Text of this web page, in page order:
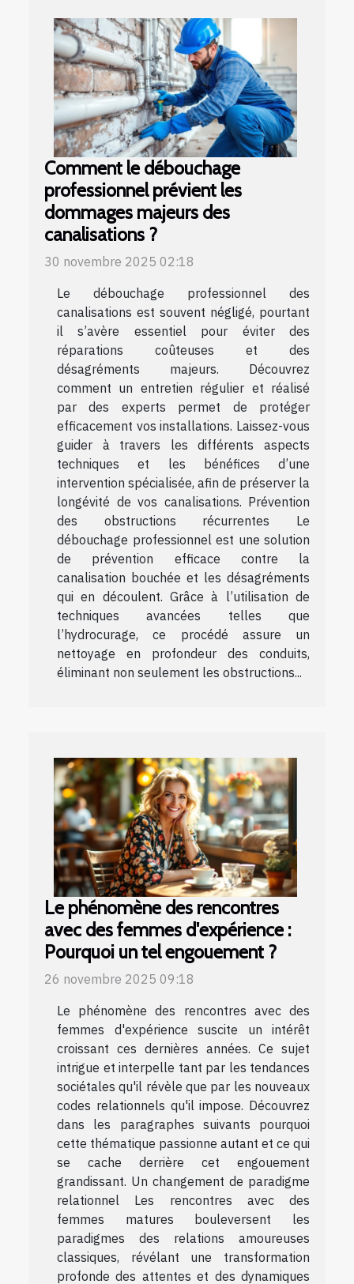
Comment le débouchage
professionnel prévient les
dommages majeurs des
canalisations ?
30 novembre 2025 02:18
Le débouchage professionnel des
canalisations est souvent négligé, pourtant
il s’avère essentiel pour éviter des
réparations coûteuses et des
désagréments majeurs. Découvrez
comment un entretien régulier et réalisé
par des experts permet de protéger
efficacement vos installations. Laissez-vous
guider à travers les différents aspects
techniques et les bénéfices d’une
intervention spécialisée, afin de préserver la
longévité de vos canalisations. Prévention
des obstructions récurrentes Le
débouchage professionnel est une solution
de prévention efficace contre la
canalisation bouchée et les désagréments
qui en découlent. Grâce à l’utilisation de
techniques avancées telles que
l’hydrocurage, ce procédé assure un
nettoyage en profondeur des conduits,
éliminant non seulement les obstructions...
Le phénomène des rencontres
avec des femmes d'expérience :
Pourquoi un tel engouement ?
26 novembre 2025 09:18
Le phénomène des rencontres avec des
femmes d'expérience suscite un intérêt
croissant ces dernières années. Ce sujet
intrigue et interpelle tant par les tendances
sociétales qu'il révèle que par les nouveaux
codes relationnels qu'il impose. Découvrez
dans les paragraphes suivants pourquoi
cette thématique passionne autant et ce qui
se cache derrière cet engouement
grandissant. Un changement de paradigme
relationnel Les rencontres avec des
femmes matures bouleversent les
paradigmes des relations amoureuses
classiques, révélant une transformation
profonde des attentes et des dynamiques